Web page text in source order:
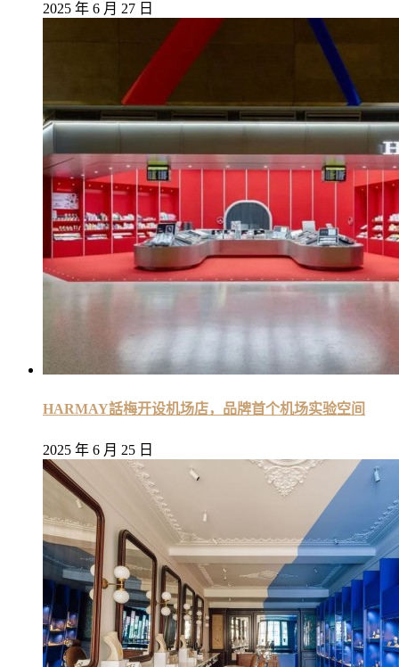
2025 年 6 月 27 日
HARMAY話梅开设机场店，品牌首个机场实验空间
2025 年 6 月 25 日